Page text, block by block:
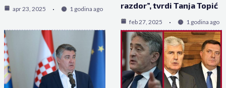
apr 23, 2025 1 godina ago
razdor”, tvrdi Tanja Topić
feb 27, 2025 1 godina ago